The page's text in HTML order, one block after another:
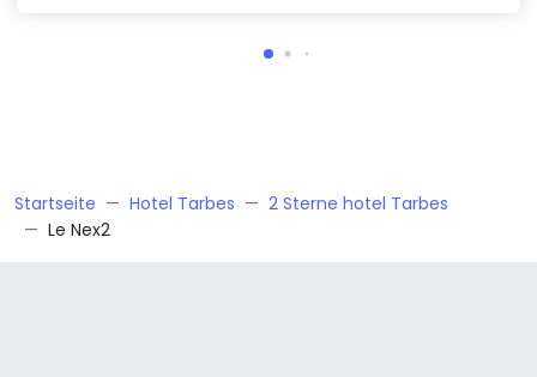
Startseite Hotel Tarbes
2 Sterne hotel Tarbes
Le Nex2